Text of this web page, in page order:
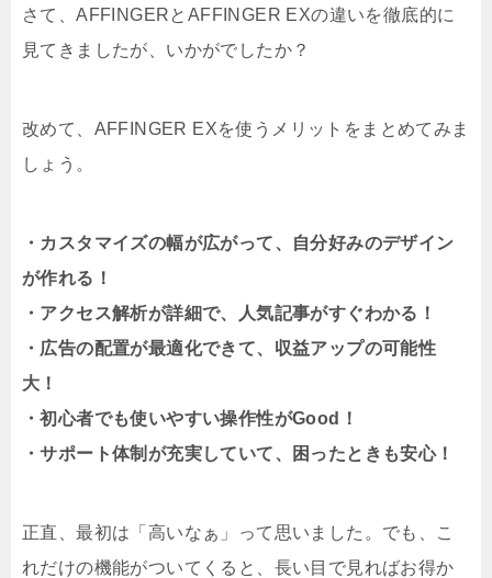
さて、AFFINGERとAFFINGER EXの違いを徹底的に
見てきましたが、いかがでしたか？
改めて、AFFINGER EXを使うメリットをまとめてみま
しょう。
・カスタマイズの幅が広がって、自分好みのデザイン
が作れる！
・アクセス解析が詳細で、人気記事がすぐわかる！
・広告の配置が最適化できて、収益アップの可能性
大！
・初心者でも使いやすい操作性がGood！
・サポート体制が充実していて、困ったときも安心！
正直、最初は「高いなぁ」って思いました。でも、こ
れだけの機能がついてくると、長い目で見ればお得か